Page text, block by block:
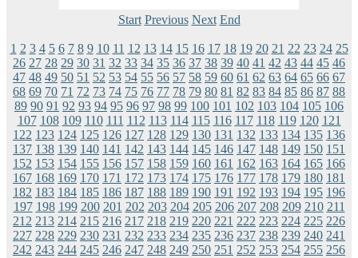
Start Previous Next End
1 2 3 4 5 6 7 8 9 10 11 12 13 14 15 16 17 18 19 20 21 22 23 24 25
26 27 28 29 30 31 32 33 34 35 36 37 38 39 40 41 42 43 44 45 46
47 48 49 50 51 52 53 54 55 56 57 58 59 60 61 62 63 64 65 66 67
68 69 70 71 72 73 74 75 76 77 78 79 80 81 82 83 84 85 86 87 88
89 90 91 92 93 94 95 96 97 98 99 100 101 102 103 104 105 106
107 108 109 110 111 112 113 114 115 116 117 118 119 120 121
122 123 124 125 126 127 128 129 130 131 132 133 134 135 136
137 138 139 140 141 142 143 144 145 146 147 148 149 150 151
152 153 154 155 156 157 158 159 160 161 162 163 164 165 166
167 168 169 170 171 172 173 174 175 176 177 178 179 180 181
182 183 184 185 186 187 188 189 190 191 192 193 194 195 196
197 198 199 200 201 202 203 204 205 206 207 208 209 210 211
212 213 214 215 216 217 218 219 220 221 222 223 224 225 226
227 228 229 230 231 232 233 234 235 236 237 238 239 240 241
242 243 244 245 246 247 248 249 250 251 252 253 254 255 256